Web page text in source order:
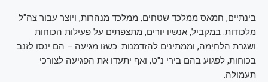
בינתיים, חמאס ממלכד שטחים, ממלכד מנהרות, ויוצר עבור צה"ל
מלכודות. במקביל, אנשיו יורים, מתצפתים על פעילות הכוחות
ושגרת הלחימה, וממתינים להזדמנות. כשזו מגיעה – הם ינסו לזנב
בכוחות, לפגוע בהם בירי נ"ט, ואף יתעדו את הפגיעה לצורכי
תעמולה.